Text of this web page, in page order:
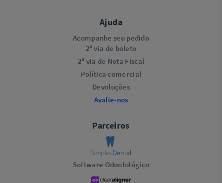
Ajuda
Acompanhe seu pedido
2ª via de boleto
2ª via de Nota Fiscal
Política comercial
Devoluções
Avalie-nos
Parceiros
Software Odontológico